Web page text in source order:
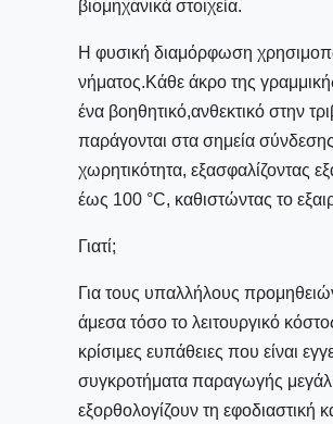
βιομηχανικά στοιχεία.
Η φυσική διαμόρφωση
νήματος.Κάθε άκρο της
ένα βοηθητικό,ανθεκτικό στην
παράγονται στα σημεία
χωρητικότητα, εξασφαλίζοντας
έως 100 °C, καθιστώντας το
Γιατί;
Για τους υπαλλήλους
άμεσα τόσο το λειτουργικό
κρίσιμες ευπάθειες που είναι
συγκροτήματα παραγωγής
εξορθολογίζουν τη εφοδιαστική